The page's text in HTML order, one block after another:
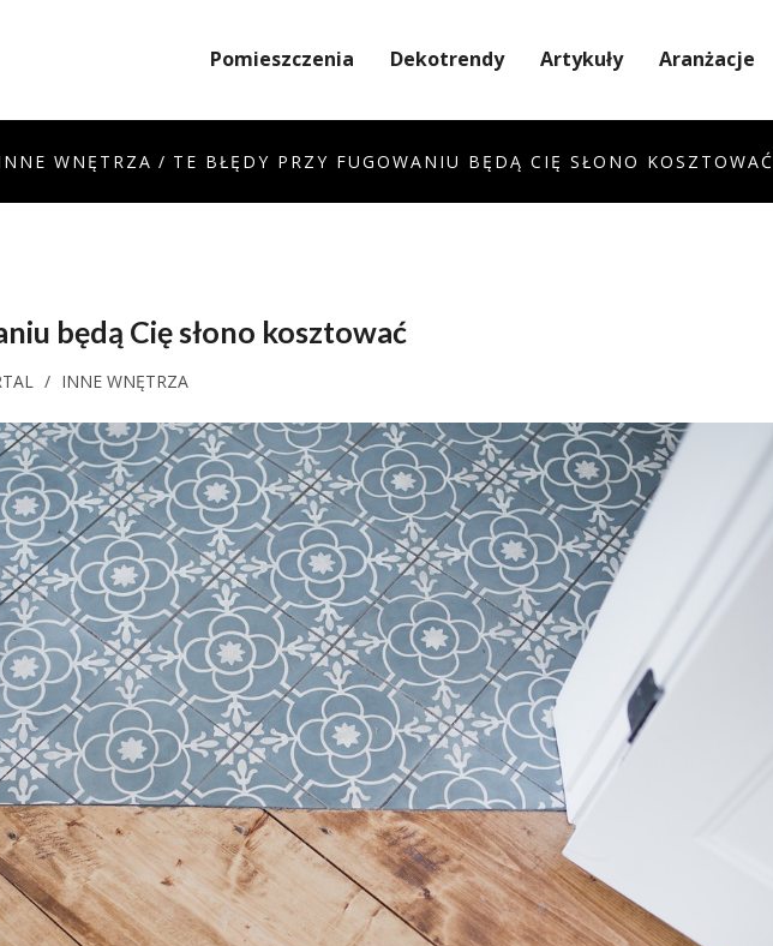
Pomieszczenia Dekotrendy Artykuły Aranżacje
WNĘTRZA / TE BŁĘDY PRZY FUGOWANIU BĘDĄ CIĘ SŁONO KOSZTOWAĆ
będą Cię słono kosztować
/ INNE WNĘTRZA